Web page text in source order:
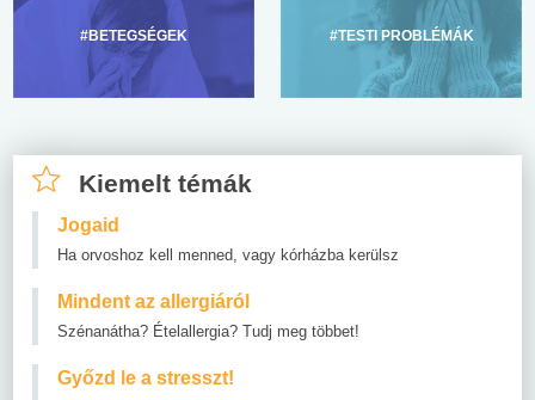
#BETEGSÉGEK #TESTI PROBLÉMÁK
Kiemelt témák
Jogaid
Ha orvoshoz kell menned, vagy kórházba kerülsz
Mindent az allergiáról
Szénanátha? Ételallergia? Tudj meg többet!
Győzd le a stresszt!